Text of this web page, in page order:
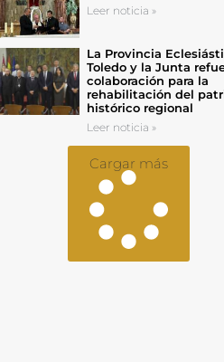
Leer noticia »
La Provincia
Toledo y la Junta
colaboración para la
rehabilitación del
histórico regional
Leer noticia »
Cargar más